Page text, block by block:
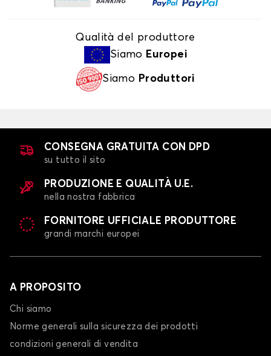
Qualità del produttore
Siamo Europei
Siamo Produttori
CONSEGNA GRATUITA CON DPD
su tutto il sito
PRODUZIONE E QUALITÀ U.E.
nella nostra fabbrica
FORNITORE UFFICIALE PRODUTTORE
grandi marchi europei
A PROPOSITO
Chi siamo
Norme generali sulla sicurezza dei prodotti
condizioni generali di vendita